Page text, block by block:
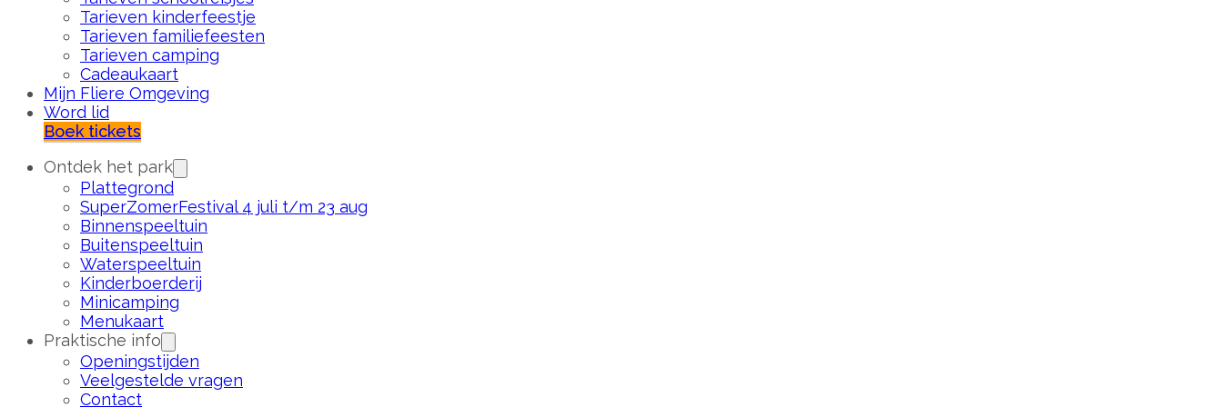
Tarieven kinderfeestje
Tarieven familiefeesten
Tarieven camping
Cadeaukaart
Mijn Fliere Omgeving
Word lid
Boek tickets
Ontdek het park
Plattegrond
SuperZomerFestival 4 juli t/m 23 aug
Binnenspeeltuin
Buitenspeeltuin
Waterspeeltuin
Kinderboerderij
Minicamping
Menukaart
Praktische info
Openingstijden
Veelgestelde vragen
Contact